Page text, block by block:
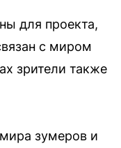
для проекта,
с миром
зрители также
зумеров и